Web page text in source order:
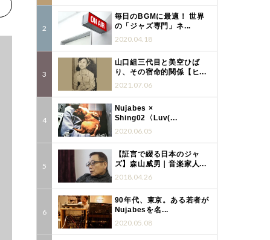
毎日のBGMに最適！ 世界
の「ジャズ専門」ネ...
2020.04.18
山口組三代目と美空ひば
り、その宿命的関係【ヒ...
2021.07.06
Nujabes ×
Shing02〈Luv(...
2020.06.05
【証言で綴る日本のジャ
ズ】森山威男｜音楽家人...
2018.04.26
90年代、東京。ある若者が
Nujabesを名...
2020.05.08